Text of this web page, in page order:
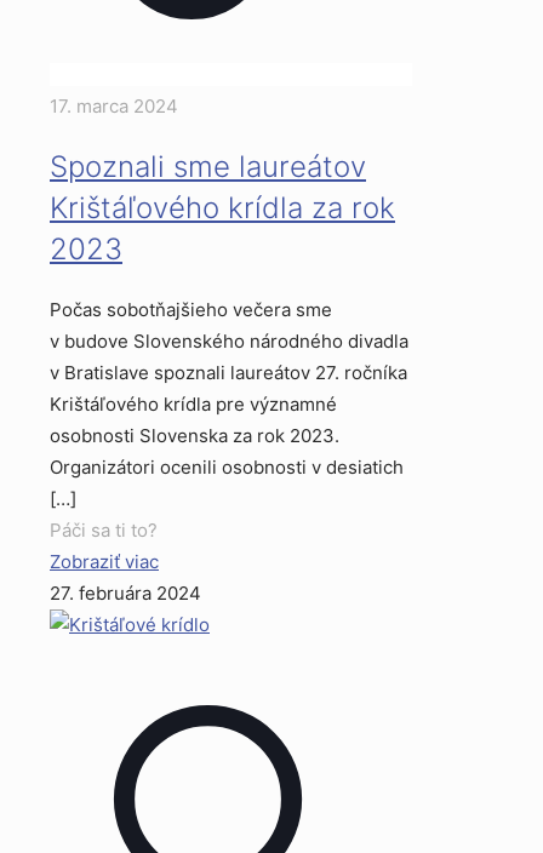
17. marca 2024
Spoznali sme laureátov
Krištáľového krídla za rok
2023
Počas sobotňajšieho večera sme
v budove Slovenského národného divadla
v Bratislave spoznali laureátov 27. ročníka
Krištáľového krídla pre významné
osobnosti Slovenska za rok 2023.
Organizátori ocenili osobnosti v desiatich
[…]
Páči sa ti to?
Zobraziť viac
27. februára 2024